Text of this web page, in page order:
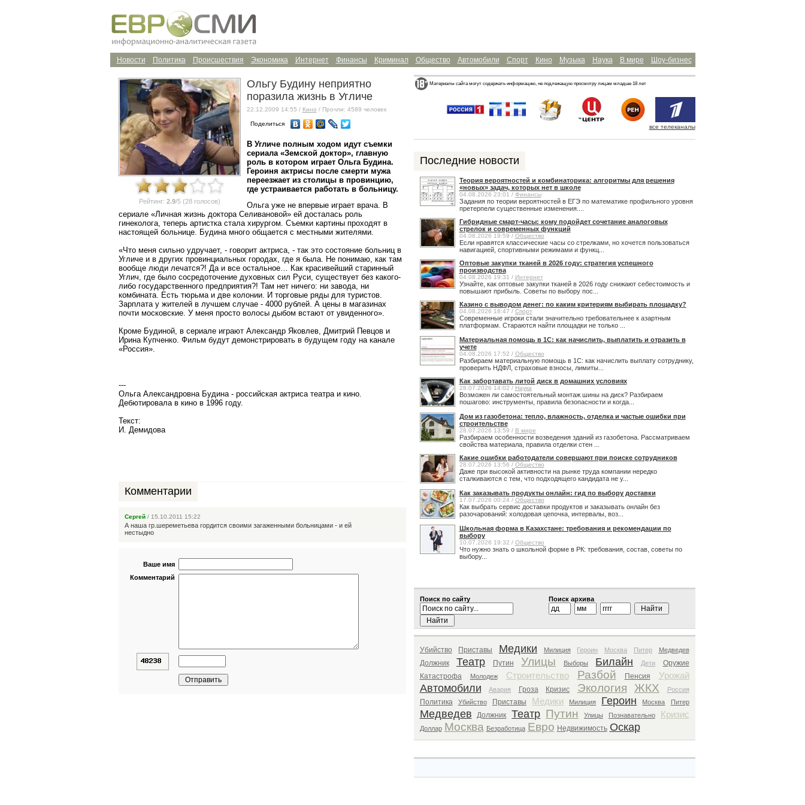
Шоу-бизнес
В мире
Наука
Музыка
Кино
Спорт
Автомобили
Общество
Криминал
Финансы
Интернет
Экономика
Происшествия
Политика
Новости
Рейтинг: 2.9/5 (28 голосов)
Ольгу Будину неприятно
поразила жизнь в Угличе
22.12.2009 14:55 / Кино / Прочли: 4589 человек
Поделиться
В Угличе полным ходом идут съемки
сериала «Земской доктор», главную
роль в котором играет Ольга Будина.
Героиня актрисы после смерти мужа
переезжает из столицы в провинцию,
где устраивается работать в больницу.
Ольга уже не впервые играет врача. В
сериале «Личная жизнь доктора Селивановой» ей досталась роль
гинеколога, теперь артистка стала хирургом. Съемки картины проходят в
настоящей больнице. Будина много общается с местными жителями.
«Что меня сильно удручает, - говорит актриса, - так это состояние больниц в
Угличе и в других провинциальных городах, где я была. Не понимаю, как там
вообще люди лечатся?! Да и все остальное… Как красивейший старинный
Углич, где было сосредоточение духовных сил Руси, существует без какого-
либо государственного предприятия?! Там нет ничего: ни завода, ни
комбината. Есть тюрьма и две колонии. И торговые ряды для туристов.
Зарплата у жителей в лучшем случае - 4000 рублей. А цены в магазинах
почти московские. У меня просто волосы дыбом встают от увиденного».
Кроме Будиной, в сериале играют Александр Яковлев, Дмитрий Певцов и
Ирина Купченко. Фильм будут демонстрировать в будущем году на канале
«Россия».
---
Ольга Александровна Будина - российская актриса театра и кино.
Дебютировала в кино в 1996 году.
Текст:
И. Демидова
Комментарии
Сергей/ 15.10.2011 15:22
А наша гр.шереметьева гордится своими загаженными больницами - и ей
нестыдно
Ваше имя
Комментарий
Материалы сайта могут содержать информацию, не подлежащую просмотру лицам младше 18 лет
все телеканалы
Последние новости
Теория вероятностей и комбинаторика: алгоритмы для решения
«новых» задач, которых нет в школе
04.08.2026 23:01 / Финансы
Задания по теории вероятностей в ЕГЭ по математике профильного уровня
претерпели существенные изменения....
Гибридные смарт-часы: кому подойдет сочетание аналоговых
стрелок и современных функций
04.08.2026 19:59 / Общество
Если нравятся классические часы со стрелками, но хочется пользоваться
навигацией, спортивными режимами и функц...
Оптовые закупки тканей в 2026 году: стратегия успешного
производства
04.08.2026 19:31 / Интернет
Узнайте, как оптовые закупки тканей в 2026 году снижают себестоимость и
повышают прибыль. Советы по выбору пос...
Казино с выводом денег: по каким критериям выбирать площадку?
04.08.2026 18:47 / Спорт
Современные игроки стали значительно требовательнее к азартным
платформам. Стараются найти площадки не только ...
Материальная помощь в 1С: как начислить, выплатить и отразить в
учете
04.08.2026 17:52 / Общество
Разбираем материальную помощь в 1С: как начислить выплату сотруднику,
проверить НДФЛ, страховые взносы, лимиты...
Как забортавать литой диск в домашних условиях
28.07.2026 14:02 / Наука
Возможен ли самостоятельный монтаж шины на диск? Разбираем
пошагово: инструменты, правила безопасности и когда...
Дом из газобетона: тепло, влажность, отделка и частые ошибки при
строительстве
28.07.2026 13:59 / В мире
Разбираем особенности возведения зданий из газобетона. Рассматриваем
свойства материала, правила отделки стен ...
Какие ошибки работодатели совершают при поиске сотрудников
28.07.2026 13:56 / Общество
Даже при высокой активности на рынке труда компании нередко
сталкиваются с тем, что подходящего кандидата не у...
Как заказывать продукты онлайн: гид по выбору доставки
17.07.2026 00:24 / Общество
Как выбрать сервис доставки продуктов и заказывать онлайн без
разочарований: холодовая цепочка, интервалы, воз...
Школьная форма в Казахстане: требования и рекомендации по
выбору
10.07.2026 19:32 / Общество
Что нужно знать о школьной форме в РК: требования, состав, советы по
выбору...
Поиск по сайту Поиск архива
Убийство Приставы Медики Милиция Героин Москва Питер Медведев
Должник Театр Путин Улицы Выборы Билайн Дети
Оружие
Катастрофа
Молодеж Строительство Разбой Пенсия Урожай
Автомобили Авария Гроза Кризис Экология ЖКХ Россия
Политика Убийство Приставы Медики Милиция Героин Москва Питер
Медведев Должник Театр Путин Улицы Познавательно Кризис
Доллар Москва Безработица Евро Недвижимость Оскар